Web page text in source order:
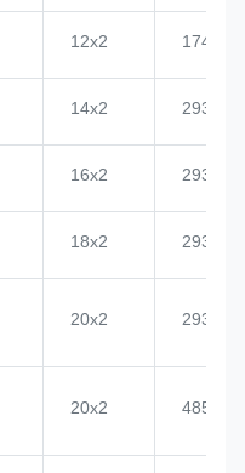
12x2 1748
14x2 2937
16x2 2937
18x2 2937
20x2 2937
20x2 4855